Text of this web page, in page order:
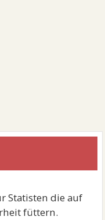
Statisten die auf
füttern.